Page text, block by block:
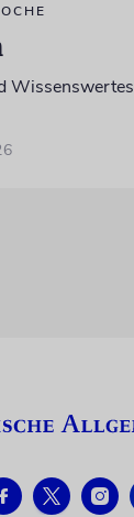
Wissenswertes